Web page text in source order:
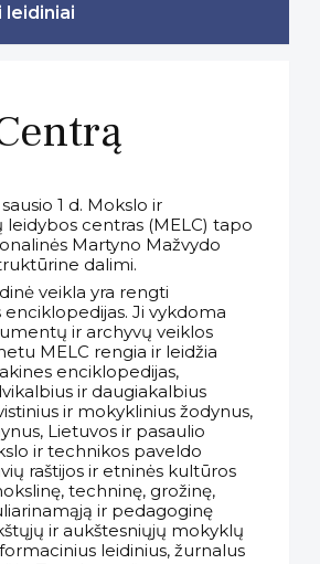
leidiniai
1 d. Mokslo ir
centras (MELC) tapo
Martyno Mažvydo
dalimi.
veikla yra rengti
Ji vykdoma
ir archyvų veiklos
MELC rengia ir leidžia
enciklopedijas,
ir daugiakalbius
ir mokyklinius žodynus,
Lietuvos ir pasaulio
ir technikos paveldo
raštijos ir etninės kultūros
techninę, grožinę,
ir pedagoginę
ir aukštesniųjų mokyklų
leidinius, žurnalus